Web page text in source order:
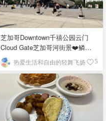
芝加哥Downtown千禧公园云门
Cloud Gate芝加哥河街景❤️鳞次
栉比的高楼
热爱生活和自由的轻舞飞扬 5